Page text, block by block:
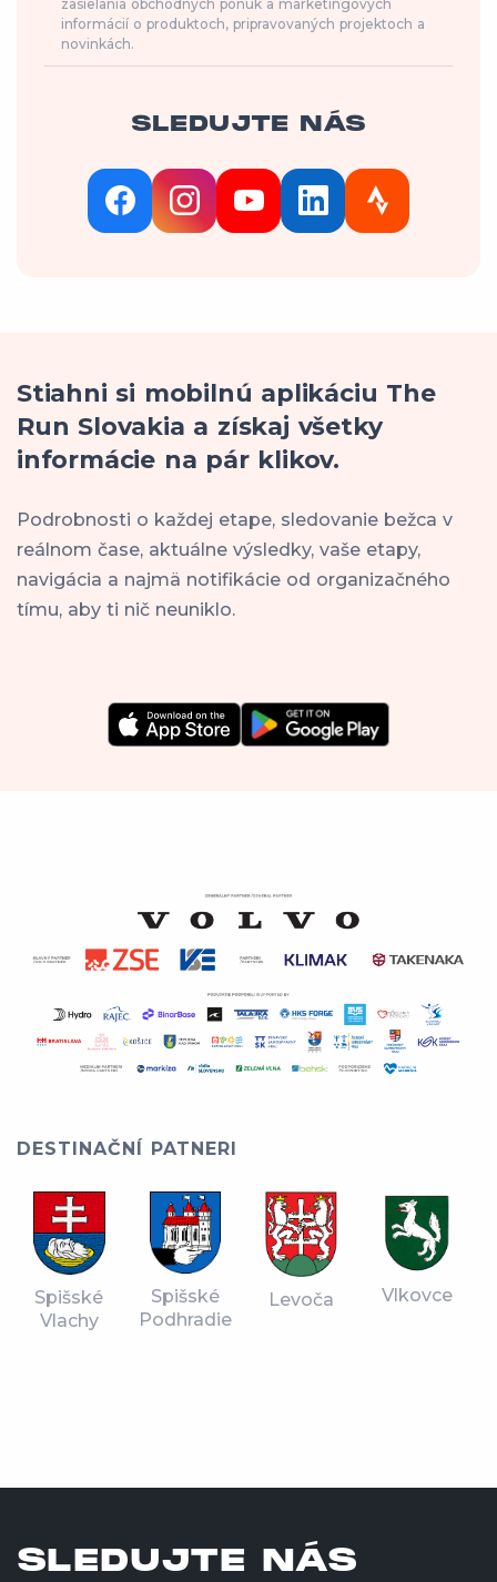
zasielania obchodných ponúk a marketingových
informácií o produktoch, pripravovaných projektoch a
novinkách.
SLEDUJTE NÁS
Stiahni si mobilnú aplikáciu The
Run Slovakia a získaj všetky
informácie na pár klikov.
Podrobnosti o každej etape, sledovanie bežca v
reálnom čase, aktuálne výsledky, vaše etapy,
navigácia a najmä notifikácie od organizačného
tímu, aby ti nič neuniklo.
DESTINAČNÍ PATNERI
Spišské
Vlachy
Spišské
Podhradie
Levoča Vlkovce
SLEDUJTE NÁS